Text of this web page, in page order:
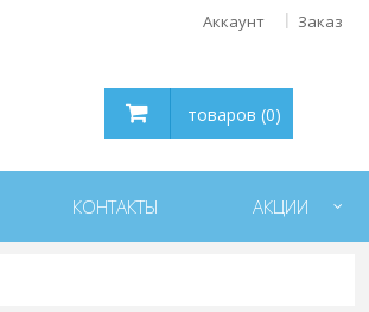
Аккаунт Заказ
товаров (0)
КОНТАКТЫ АКЦИИ